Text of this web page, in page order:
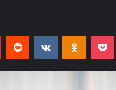
PinterestReddit VKontakte